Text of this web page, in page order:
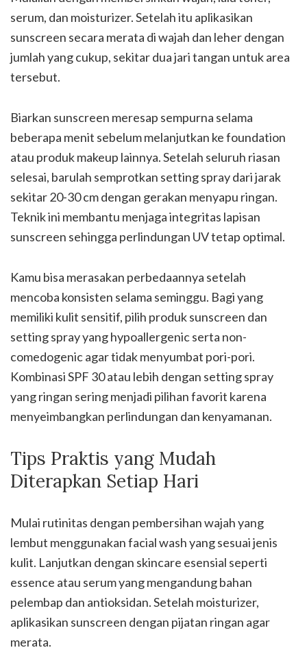
serum, dan moisturizer. Setelah itu aplikasikan
sunscreen secara merata di wajah dan leher dengan
jumlah yang cukup, sekitar dua jari tangan untuk area
tersebut.
Biarkan sunscreen meresap sempurna selama
beberapa menit sebelum melanjutkan ke foundation
atau produk makeup lainnya. Setelah seluruh riasan
selesai, barulah semprotkan setting spray dari jarak
sekitar 20-30 cm dengan gerakan menyapu ringan.
Teknik ini membantu menjaga integritas lapisan
sunscreen sehingga perlindungan UV tetap optimal.
Kamu bisa merasakan perbedaannya setelah
mencoba konsisten selama seminggu. Bagi yang
memiliki kulit sensitif, pilih produk sunscreen dan
setting spray yang hypoallergenic serta non-
comedogenic agar tidak menyumbat pori-pori.
Kombinasi SPF 30 atau lebih dengan setting spray
yang ringan sering menjadi pilihan favorit karena
menyeimbangkan perlindungan dan kenyamanan.
Tips Praktis yang Mudah
Diterapkan Setiap Hari
Mulai rutinitas dengan pembersihan wajah yang
lembut menggunakan facial wash yang sesuai jenis
kulit. Lanjutkan dengan skincare esensial seperti
essence atau serum yang mengandung bahan
pelembap dan antioksidan. Setelah moisturizer,
aplikasikan sunscreen dengan pijatan ringan agar
merata.